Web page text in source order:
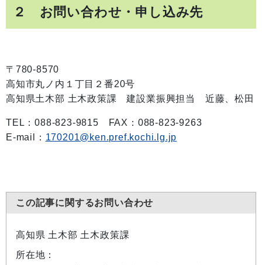
２ お問い合わせ・申し込み先
〒780-8570
高知市丸ノ内１丁目２番20号
高知県土木部 土木政策課 建設業振興担当 近藤、松田
TEL：088-823-9815 FAX：088-823-9263
E-mail： 170201@ken.pref.kochi.lg.jp
この記事に関するお問い合わせ
高知県 土木部 土木政策課
所在地：